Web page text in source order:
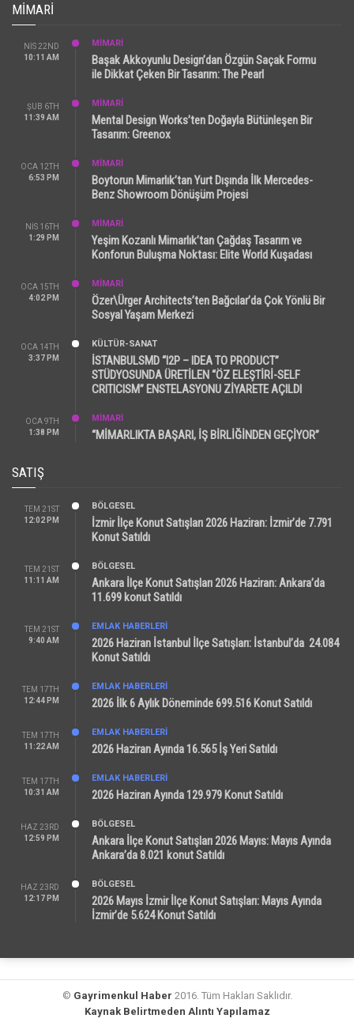
MIMARI
NIS 22ND
10:11 AM
MİMARİ
Başak Akkoyunlu Design’dan Özgün Saçak Formu
ile Dikkat Çeken Bir Tasarım: The Pearl
ŞUB 6TH
11:39 AM
MİMARİ
Mental Design Works’ten Doğayla Bütünleşen Bir
Tasarım: Greenox
OCA 12TH
6:53 PM
MİMARİ
Boytorun Mimarlık’tan Yurt Dışında İlk Mercedes-
Benz Showroom Dönüşüm Projesi
NIS 16TH
1:29 PM
MİMARİ
Yeşim Kozanlı Mimarlık’tan Çağdaş Tasarım ve
Konforun Buluşma Noktası: Elite World Kuşadası
OCA 15TH
4:02 PM
MİMARİ
Özer\Ürger Architects’ten Bağcılar’da Çok Yönlü Bir
Sosyal Yaşam Merkezi
OCA 14TH
3:37 PM
KÜLTÜR-SANAT
İSTANBULSMD “I2P – IDEA TO PRODUCT”
STÜDYOSUNDA ÜRETİLEN “ÖZ ELEŞTİRİ-SELF
CRITICISM” ENSTELASYONU ZİYARETE AÇILDI
OCA 9TH
1:38 PM
MİMARİ
“MİMARLIKTA BAŞARI, İŞ BİRLİĞİNDEN GEÇİYOR”
SATIŞ
TEM 21ST
12:02 PM
BÖLGESEL
İzmir İlçe Konut Satışları 2026 Haziran: İzmir’de 7.791
Konut Satıldı
TEM 21ST
11:11 AM
BÖLGESEL
Ankara İlçe Konut Satışları 2026 Haziran: Ankara’da
11.699 konut Satıldı
TEM 21ST
9:40 AM
EMLAK HABERLERI
2026 Haziran İstanbul İlçe Satışları: İstanbul’da 24.084
Konut Satıldı
TEM 17TH
12:44 PM
EMLAK HABERLERI
2026 İlk 6 Aylık Döneminde 699.516 Konut Satıldı
TEM 17TH
11:22 AM
EMLAK HABERLERI
2026 Haziran Ayında 16.565 İş Yeri Satıldı
TEM 17TH
10:31 AM
EMLAK HABERLERI
2026 Haziran Ayında 129.979 Konut Satıldı
HAZ 23RD
12:59 PM
BÖLGESEL
Ankara İlçe Konut Satışları 2026 Mayıs: Mayıs Ayında
Ankara’da 8.021 konut Satıldı
HAZ 23RD
12:17 PM
BÖLGESEL
2026 Mayıs İzmir İlçe Konut Satışları: Mayıs Ayında
İzmir’de 5.624 Konut Satıldı
© Gayrimenkul Haber 2016. Tüm Hakları Saklıdır.
Kaynak Belirtmeden Alıntı Yapılamaz